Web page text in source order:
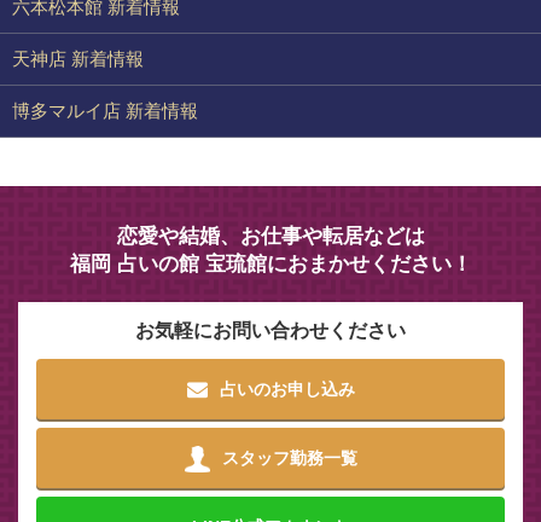
六本松本館 新着情報
天神店 新着情報
博多マルイ店 新着情報
恋愛や結婚、お仕事や転居などは
福岡 占いの館 宝琉館におまかせください！
お気軽にお問い合わせください
占いのお申し込み
スタッフ勤務一覧